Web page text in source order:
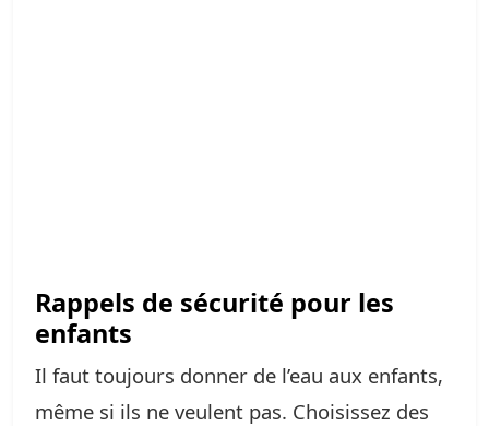
Rappels de sécurité pour les
enfants
Il faut toujours donner de l’eau aux enfants,
même si ils ne veulent pas. Choisissez des